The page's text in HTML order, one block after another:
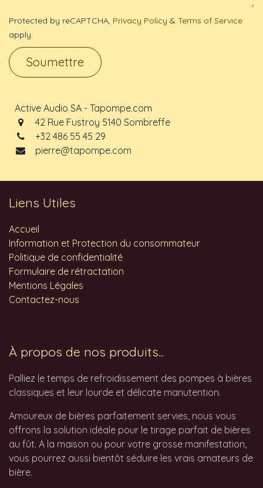
Protected by reCAPTCHA, Privacy Policy & Terms of Service
apply.
Soumettre
Active Audio SA - Tapompe.com
42 Rue Fustroy 5140 Sombreffe
+32 486 55 45 29
pierre@tapompe.com
Liens Utiles
Accueil
Information et Protection du consommateur
Politique de confidentialité
Formulaire de rétractation
Mentions Légales
Contactez-nous
À propos de nos produits...
Palliez le temps de refroidissement des pompes à bières
classiques et leur lourde et délicate manutention.
Amoureux de bières parfaitement servies, nous vous
offrons la solution idéale pour le tirage parfait de bières
au fût. A la maison ou pour votre grosse manifestation,
vous pourrez aussi bientôt séduire les vrais amateurs de
bière.